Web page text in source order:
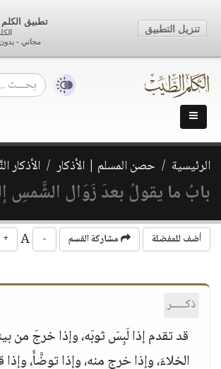
الرئيسية حصن المسلم | الأذكار الأذكار
بابُ ما يقولُ بعدَ زَوَال الشَّمسِ
أضف للمفضلة مشاركة القسم -
+
ذكـــــر
قد تقدم إذا لَبِسَ ثوبَه، وإذا خرجَ من
الخلاءَ، وإذا خرج منه، وإذا توضَّأَ،
تطبيق
مجاني -
تنزيل التطبيق